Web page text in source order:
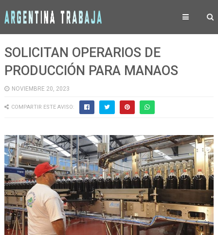
SOLICITAN OPERARIOS DE
PRODUCCIÓN PARA MANAOS
NOVIEMBRE 20, 2023
COMPARTIR ESTE AVISO: